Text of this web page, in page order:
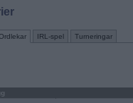
IRL-spel Turneringar